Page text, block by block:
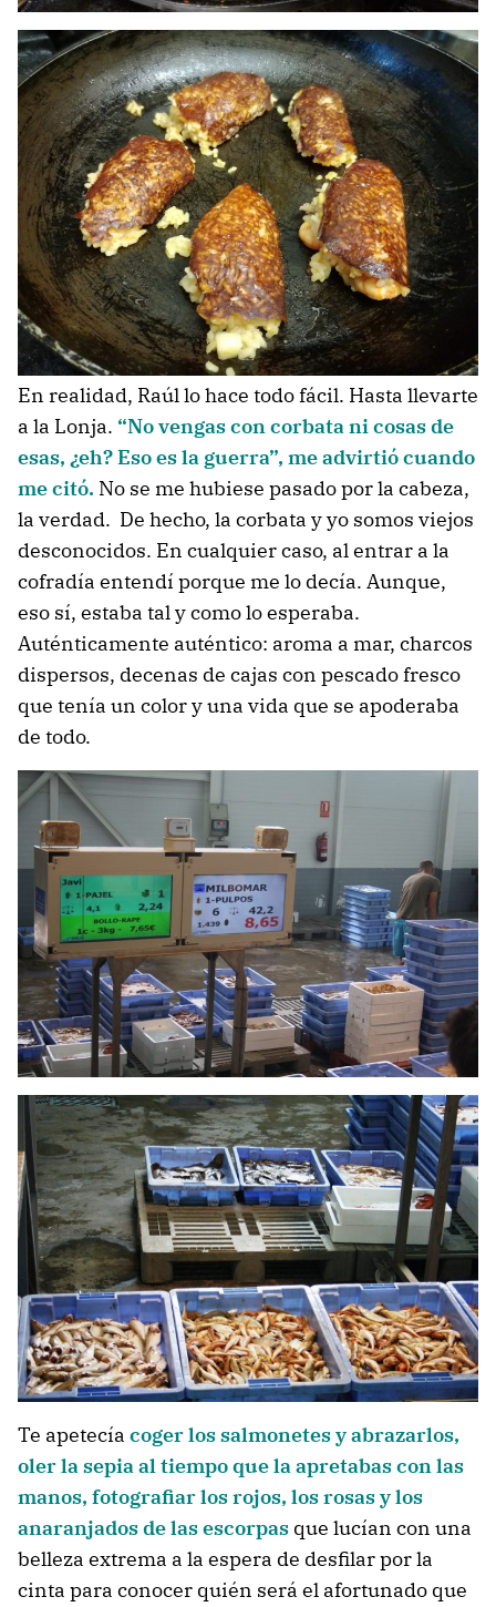
En realidad, Raúl lo hace todo fácil. Hasta llevarte
a la Lonja. “No vengas con corbata ni cosas de
esas, ¿eh? Eso es la guerra”, me advirtió cuando
me citó. No se me hubiese pasado por la cabeza,
la verdad. De hecho, la corbata y yo somos viejos
desconocidos. En cualquier caso, al entrar a la
cofradía entendí porque me lo decía. Aunque,
eso sí, estaba tal y como lo esperaba.
Auténticamente auténtico: aroma a mar, charcos
dispersos, decenas de cajas con pescado fresco
que tenía un color y una vida que se apoderaba
de todo.
Te apetecía coger los salmonetes y abrazarlos,
oler la sepia al tiempo que la apretabas con las
manos, fotografiar los rojos, los rosas y los
anaranjados de las escorpas que lucían con una
belleza extrema a la espera de desfilar por la
cinta para conocer quién será el afortunado que